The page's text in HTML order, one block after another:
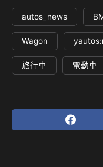
autos_news
Wagon
旅行車 電動車